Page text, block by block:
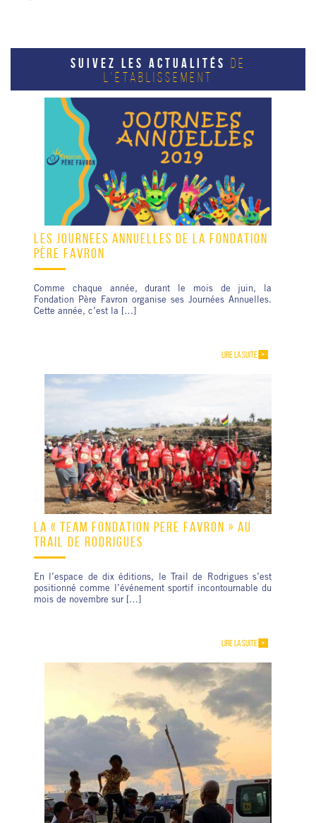
SUIVEZ LES ACTUALITÉS DE
L'ÉTABLISSEMENT
LES JOURNÉES ANNUELLES DE LA FONDATION
PÈRE FAVRON
Comme chaque année, durant le mois de juin, la
Fondation Père Favron organise ses Journées Annuelles.
Cette année, c’est la […]
LIRE LA SUITE
LA « TEAM FONDATION PÈRE FAVRON » AU
TRAIL DE RODRIGUES
En l’espace de dix éditions, le Trail de Rodrigues s’est
positionné comme l’événement sportif incontournable du
mois de novembre sur […]
LIRE LA SUITE